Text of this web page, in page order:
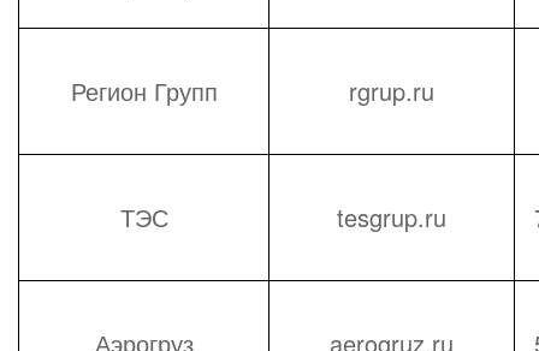
Регион Групп rgrup.ru
ТЭС tesgrup.ru
Аэрогруз aerogruz.ru